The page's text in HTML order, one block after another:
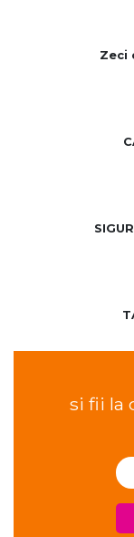
Zeci
si fii la